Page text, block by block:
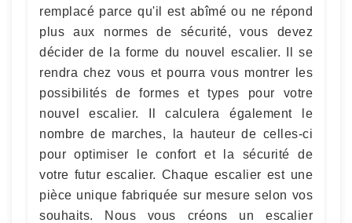
remplacé parce qu'il est abîmé ou ne répond
plus aux normes de sécurité, vous devez
décider de la forme du nouvel escalier. Il se
rendra chez vous et pourra vous montrer les
possibilités de formes et types pour votre
nouvel escalier. Il calculera également le
nombre de marches, la hauteur de celles-ci
pour optimiser le confort et la sécurité de
votre futur escalier. Chaque escalier est une
pièce unique fabriquée sur mesure selon vos
souhaits. Nous vous créons un escalier